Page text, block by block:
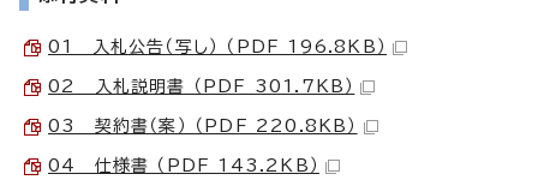
01 入札公告（写し） （PDF 196.8KB）
02 入札説明書 （PDF 301.7KB）
03 契約書（案） （PDF 220.8KB）
04 仕様書 （PDF 143.2KB）